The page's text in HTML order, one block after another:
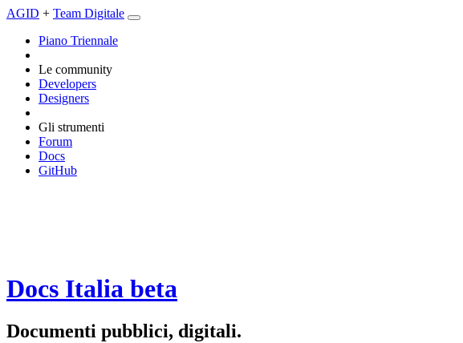
AGID + Team Digitale
Piano Triennale
Le community
Developers
Designers
Gli strumenti
Forum
Docs
GitHub
Docs Italia beta
Documenti pubblici, digitali.